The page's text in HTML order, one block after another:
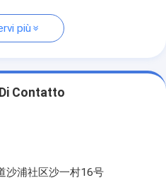
più
Contatto
沙浦社区沙一村16号